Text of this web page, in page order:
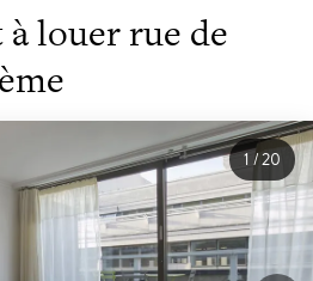
louer rue de
1/20